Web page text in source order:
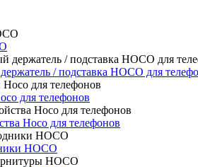
/ подставка HOCO для
для телефонов
Hoco для телефонов
HOCO